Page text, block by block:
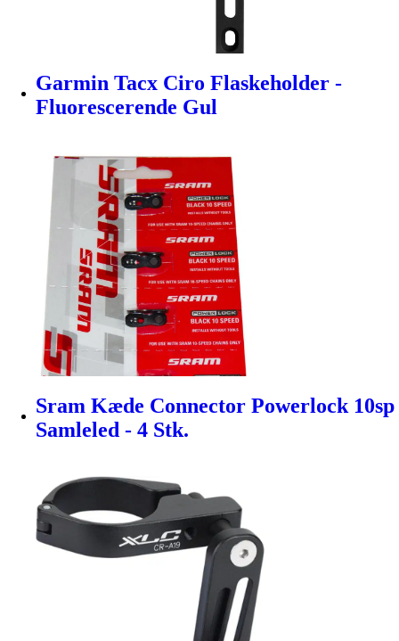
Garmin Tacx Ciro Flaskeholder -
Fluorescerende Gul
Sram Kæde Connector Powerlock 10sp
Samleled - 4 Stk.